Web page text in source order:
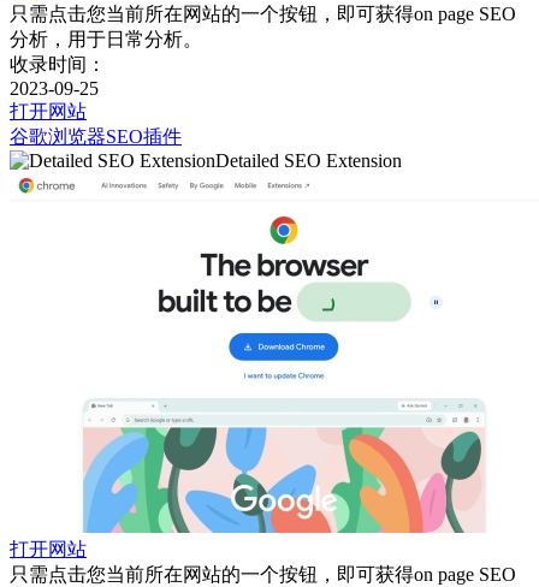
只需点击您当前所在网站的一个按钮，即可获得on page SEO
分析，用于日常分析。
收录时间：
2023-09-25
打开网站
谷歌浏览器SEO插件
Detailed SEO Extension
打开网站
只需点击您当前所在网站的一个按钮，即可获得on page SEO